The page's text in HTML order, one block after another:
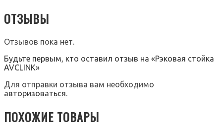
ОТЗЫВЫ
Отзывов пока нет.
Будьте первым, кто оставил отзыв на «Рэковая стойка
AVCLINK»
Для отправки отзыва вам необходимо
авторизоваться.
ПОХОЖИЕ ТОВАРЫ